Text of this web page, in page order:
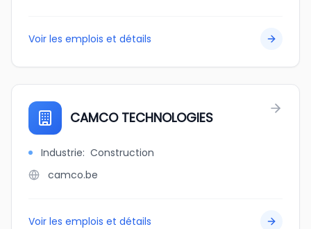
Voir les emplois et détails
CAMCO TECHNOLOGIES
Industrie: Construction
camco.be
Voir les emplois et détails